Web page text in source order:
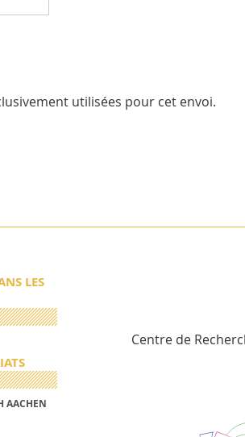
utilisées pour cet envoi.
LES
AACHEN
Centre de